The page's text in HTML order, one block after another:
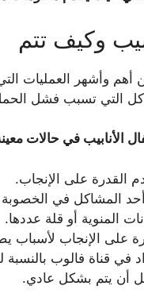
وكيف تتم
أهم وأشهر العمليات
التي تسبب فشل
الأنابيب في حالات
القدرة على الإنجاب.
المشاكل في
المنوية أو قلة عددها.
على الإنجاب لأسباب
في قناة فالوب بالنسبة
أن يتم بشكل عادي.